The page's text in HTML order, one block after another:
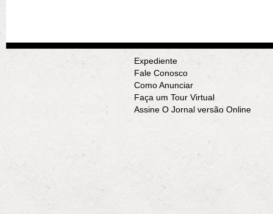
Expediente
Fale Conosco
Como Anunciar
Faça um Tour Virtual
Assine O Jornal versão Online